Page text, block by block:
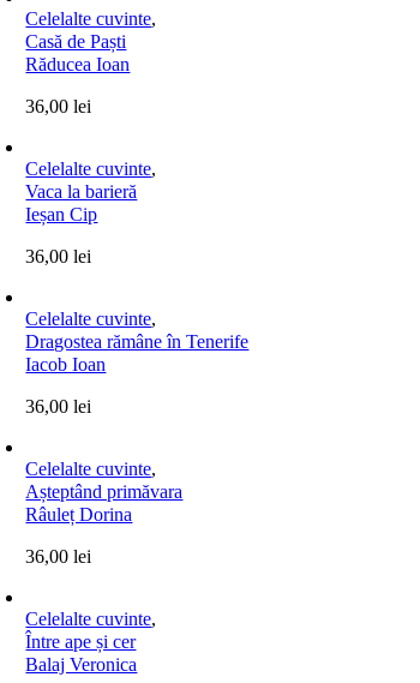
Celelalte cuvinte,
Casă de Paști
Răducea Ioan
36,00lei
Celelalte cuvinte,
Vaca la barieră
Ieșan Cip
36,00lei
Celelalte cuvinte,
Dragostea rămâne în Tenerife
Iacob Ioan
36,00lei
Celelalte cuvinte,
Așteptând primăvara
Râuleț Dorina
36,00lei
Celelalte cuvinte,
Între ape și cer
Balaj Veronica